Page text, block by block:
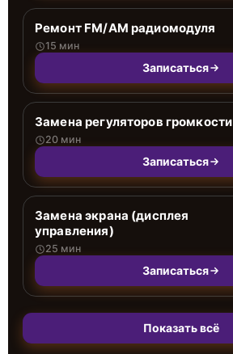
Ремонт FM/AM радиомодуля
15 мин
Записаться
Замена регуляторов громкости
20 мин
Записаться
Замена экрана (дисплея
управления)
25 мин
Записаться
Показать всё